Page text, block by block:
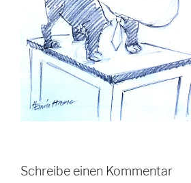
Schreibe einen Kommentar